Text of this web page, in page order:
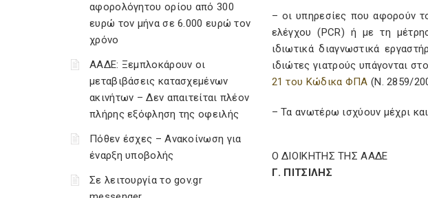
αφορολόγητου ορίου από 300
ευρώ τον μήνα σε 6.000 ευρώ τον
χρόνο
ΑΑΔΕ: Ξεμπλοκάρουν οι
μεταβιβάσεις κατασχεμένων
ακινήτων – Δεν απαιτείται πλέον
πλήρης εξόφληση της οφειλής
Πόθεν έσχες – Ανακοίνωση για
έναρξη υποβολής
Σε λειτουργία το gov.gr
– οι υπηρεσίες που αφορούν
ελέγχου (PCR) ή με τη
ιδιωτικά διαγνωστικά
ιδιώτες γιατρούς υπάγονται
21 του Κώδικα ΦΠΑ (Ν. 2859/
– Τα ανωτέρω ισχύουν μέχρι
Ο ΔΙΟΙΚΗΤΗΣ ΤΗΣ ΑΑΔΕ
Γ. ΠΙΤΣΙΛΗΣ